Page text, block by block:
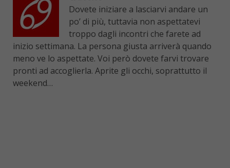
Dovete iniziare a lasciarvi andare un
po’ di più, tuttavia non aspettatevi
troppo dagli incontri che farete ad
inizio settimana. La persona giusta arriverà quando
meno ve lo aspettate. Voi però dovete farvi trovare
pronti ad accoglierla. Aprite gli occhi, soprattutto il
weekend…